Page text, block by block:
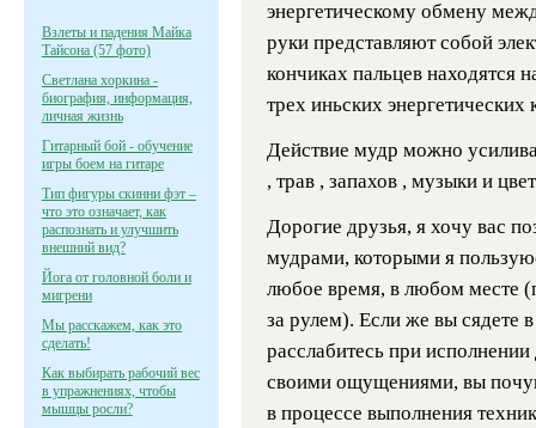
Взлеты и падения Майка
Тайсона (57 фото)
Светлана хоркина -
биография, информация,
личная жизнь
Гитарный бой - обучение
игры боем на гитаре
Тип фигуры скинни фэт –
что это означает, как
распознать и улучшить
внешний вид?
Йога от головной боли и
мигрени
Мы расскажем, как это
сделать!
Как выбирать рабочий вес
в упражнениях, чтобы
мышцы росли?
энергетическому обмену
руки представляют собой
кончиках пальцев находятся
трех иньских
Действие мудр можно
, трав , запахов , музыки и
Дорогие друзья, я хочу вас
мудрами, которыми я
любое время, в любом месте
за рулем). Если же вы сядете
расслабитесь при
своими ощущениями, вы
в процессе выполнения